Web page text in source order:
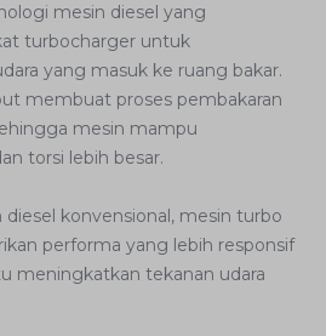
mesin diesel yang
turbocharger untuk
yang masuk ke ruang bakar.
membuat proses pembakaran
mesin mampu
torsi lebih besar.
konvensional, mesin turbo
performa yang lebih responsif
meningkatkan tekanan udara